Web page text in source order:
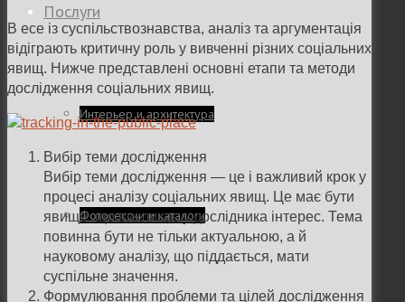
Послуги
Интерьер и архитектура
Фотосессии и каталоги
В есе із суспільствознавства, аналіз та аргументація
відіграють критичну роль у вивченні різних соціальних
явищ. Нижче представлені основні етапи та методи
дослідження соціальних явищ.
Вибір теми дослідження
Вибір теми дослідження — це і важливий крок у
процесі аналізу соціальних явищ. Це має бути
явище, що викликає у дослідника інтерес. Тема
повинна бути не тільки актуальною, а й
науковому аналізу, що піддається, мати
суспільне значення.
Формулювання проблеми та цілей дослідження